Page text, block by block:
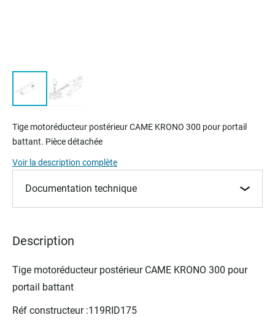
to
the
of
the
images
Tige motoréducteur postérieur CAME KRONO 300 pour portail
battant. Pièce détachée
Voir la description complète
Documentation technique
Description
Tige motoréducteur postérieur CAME KRONO 300 pour
portail battant
Réf constructeur :119RID175